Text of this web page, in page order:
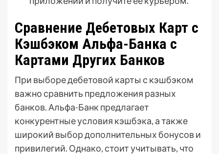
Сравнение Дебетовых Карт с
Кэшбэком Альфа-Банка с
Картами Других Банков
При выборе дебетовой карты с кэшбэком
важно сравнить предложения разных
банков. Альфа-Банк предлагает
конкурентные условия кэшбэка, а также
широкий выбор дополнительных бонусов и
привилегий. Однако, стоит учитывать, что